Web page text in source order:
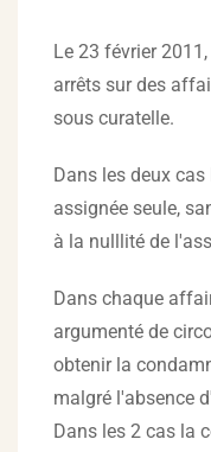
Le 23 février
arrêts sur des
sous curatelle.
Dans les deux
assignée seule,
à la nulllité de
Dans chaque
argumenté de
obtenir la
malgré l'absence
Dans les 2 cas la